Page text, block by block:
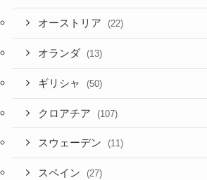
オーストリア (22)
オランダ (13)
ギリシャ (50)
クロアチア (107)
スウェーデン (11)
スペイン (27)